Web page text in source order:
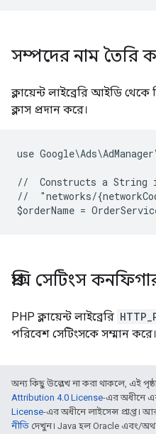
সম্পদের নাম তৈরি
ক্লায়েন্ট লাইব্রেরি আইডি
ক্লাস প্রদান করে।
use
//  Constructs a String
//  "networks/
$orderName =
প্রক্সি সেটিংস
PHP ক্লায়েন্ট লাইব্রেরি
পরিবেশ সেটিংসকে সম্মান করে।
অন্য কিছু উল্লেখ না করা থাকলে, এই
Attribution 4.0 License-এর অধীনে
License-এর অধীনে লাইসেন্স প্রাপ্ত।
নীতি দেখুন। Java হল Oracle এবং/